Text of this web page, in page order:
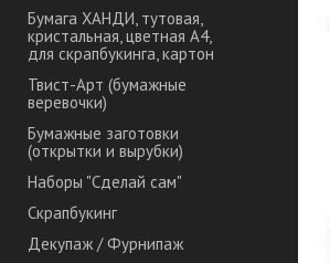
Бумага ХАНДИ, тутовая,
кристальная, цветная А4,
для скрапбукинга, картон
Твист-Арт (бумажные
веревочки)
Бумажные заготовки
(открытки и вырубки)
Наборы "Сделай сам"
Скрапбукинг
Декупаж / Фурнипаж